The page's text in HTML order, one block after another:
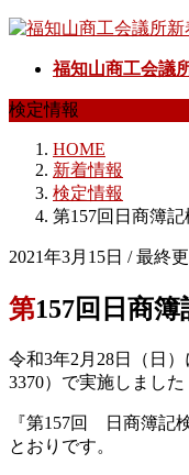
コ
ン
ツ
ナ
ー
シ
福知山商工会議
検定情報
HOME
新着情報
検定情報
第157回日商簿
2021年3月15日 / 最終
第157回日
令和3年2月28日（日
3370）で実施しました
『第157回 日商簿記
とおりです。